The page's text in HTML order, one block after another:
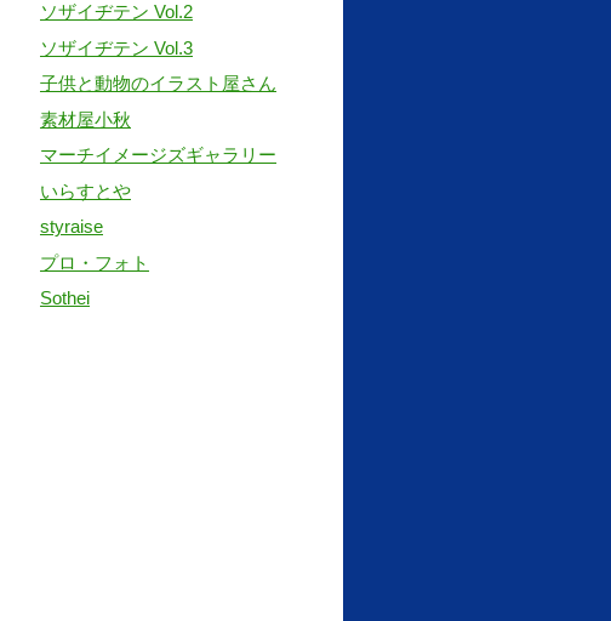
ソザイヂテン Vol.2
ソザイヂテン Vol.3
子供と動物のイラスト屋さん
素材屋小秋
マーチイメージズギャラリー
いらすとや
styraise
プロ・フォト
Sothei